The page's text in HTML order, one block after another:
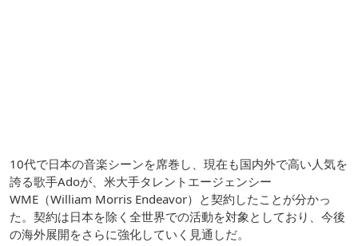
10代で日本の音楽シーンを席巻し、現在も国内外で高い人気を
誇る歌手Adoが、米大手タレントエージェンシー
WME（William Morris Endeavor）と契約したことが分かっ
た。契約は日本を除く全世界での活動を対象としており、今後
の海外展開をさらに強化していく見通しだ。